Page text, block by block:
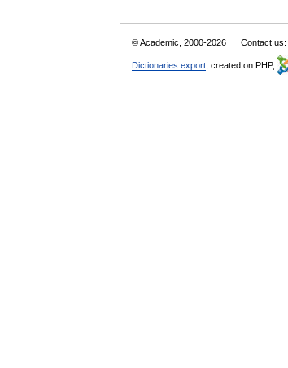
© Academic, 2000-2026 Contact us:
Dictionaries export , created on PHP,